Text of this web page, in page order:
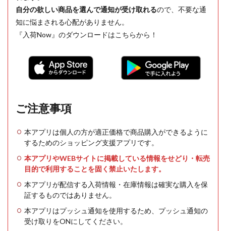
自分の欲しい商品を選んで通知が受け取れるので、不要な通
知に悩まされる心配がありません。
『入荷Now』のダウンロードはこちらから！
ご注意事項
本アプリは個人の方が適正価格で商品購入ができるように
するためのショッピング支援アプリです。
本アプリやWEBサイトに掲載している情報をせどり・転売
目的で利用することを固く禁止いたします。
本アプリが配信する入荷情報・在庫情報は確実な購入を保
証するものではありません。
本アプリはプッシュ通知を使用するため、プッシュ通知の
受け取りをONにしてください。